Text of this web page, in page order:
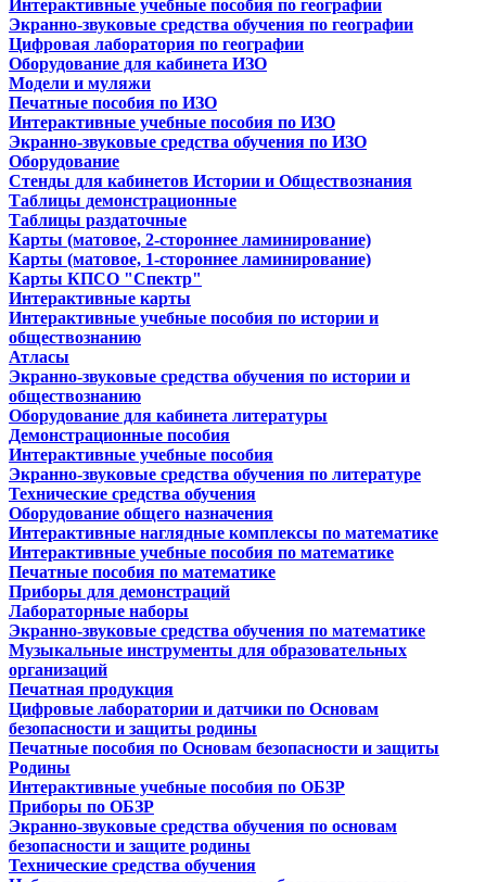
Интерактивные учебные пособия по географии
Экранно-звуковые средства обучения по географии
Цифровая лаборатория по географии
Оборудование для кабинета ИЗО
Модели и муляжи
Печатные пособия по ИЗО
Интерактивные учебные пособия по ИЗО
Экранно-звуковые средства обучения по ИЗО
Оборудование
Стенды для кабинетов Истории и Обществознания
Таблицы демонстрационные
Таблицы раздаточные
Карты (матовое, 2-стороннее ламинирование)
Карты (матовое, 1-стороннее ламинирование)
Карты КПСО "Спектр"
Интерактивные карты
Интерактивные учебные пособия по истории и
обществознанию
Атласы
Экранно-звуковые средства обучения по истории и
обществознанию
Оборудование для кабинета литературы
Демонстрационные пособия
Интерактивные учебные пособия
Экранно-звуковые средства обучения по литературе
Технические средства обучения
Оборудование общего назначения
Интерактивные наглядные комплексы по математике
Интерактивные учебные пособия по математике
Печатные пособия по математике
Приборы для демонстраций
Лабораторные наборы
Экранно-звуковые средства обучения по математике
Музыкальные инструменты для образовательных
организаций
Печатная продукция
Цифровые лаборатории и датчики по Основам
безопасности и защиты родины
Печатные пособия по Основам безопасности и защиты
Родины
Интерактивные учебные пособия по ОБЗР
Приборы по ОБЗР
Экранно-звуковые средства обучения по основам
безопасности и защите родины
Технические средства обучения